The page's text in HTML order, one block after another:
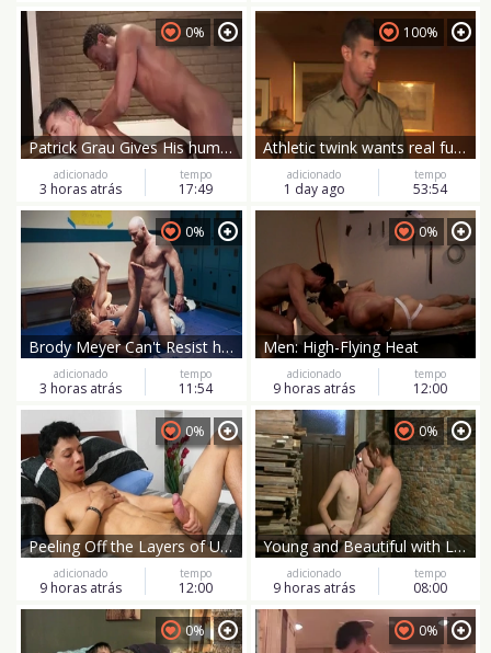
Patrick Grau Gives His humongous dark bare wang To The Little Daniel Azcona
0%
adicionado
3 horas atrás
tempo
17:49
Athletic twink wants real fucking
100%
adicionado
1 day ago
tempo
53:54
Brody Meyer Can't Resist his Boys' Advances
0%
adicionado
3 horas atrás
tempo
11:54
Men: High-Flying Heat
0%
adicionado
9 horas atrás
tempo
12:00
Peeling Off the Layers of Underwear
0%
adicionado
9 horas atrás
tempo
12:00
Young and Beautiful with Luis Blava ?
0%
adicionado
9 horas atrás
tempo
08:00
0% 0%